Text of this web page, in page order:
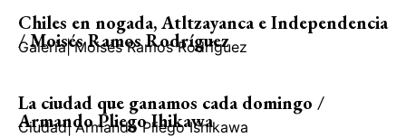
Chiles en nogada, Atltzayanca e Independencia
/ Moisés Ramos Rodríguez
Galería| Moisés Ramos Rodríguez
La ciudad que ganamos cada domingo /
Armando Pliego Ihikawa
Ciudad| Armando Pliego Ishikawa